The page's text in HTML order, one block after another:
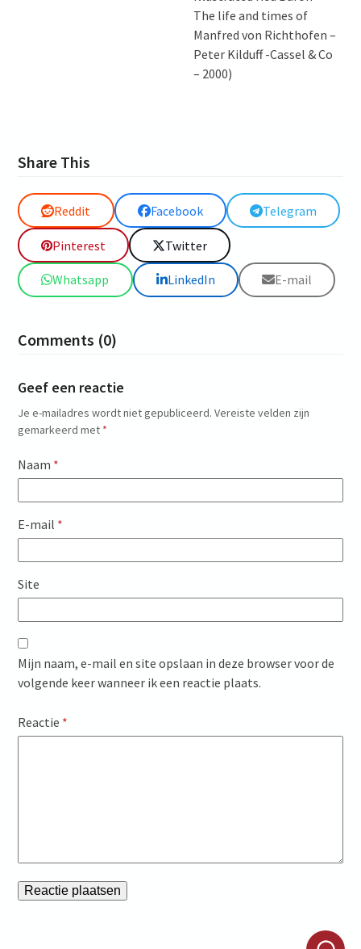
The life and times of
Manfred von Richthofen –
Peter Kilduff -Cassel & Co
– 2000)
Share This
Reddit Facebook Telegram
Pinterest Twitter
Whatsapp LinkedIn E-mail
Comments (0)
Geef een reactie
Je e-mailadres wordt niet gepubliceerd. Vereiste velden zijn
gemarkeerd met *
Naam *
E-mail *
Site
Mijn naam, e-mail en site opslaan in deze browser voor de
volgende keer wanneer ik een reactie plaats.
Reactie *